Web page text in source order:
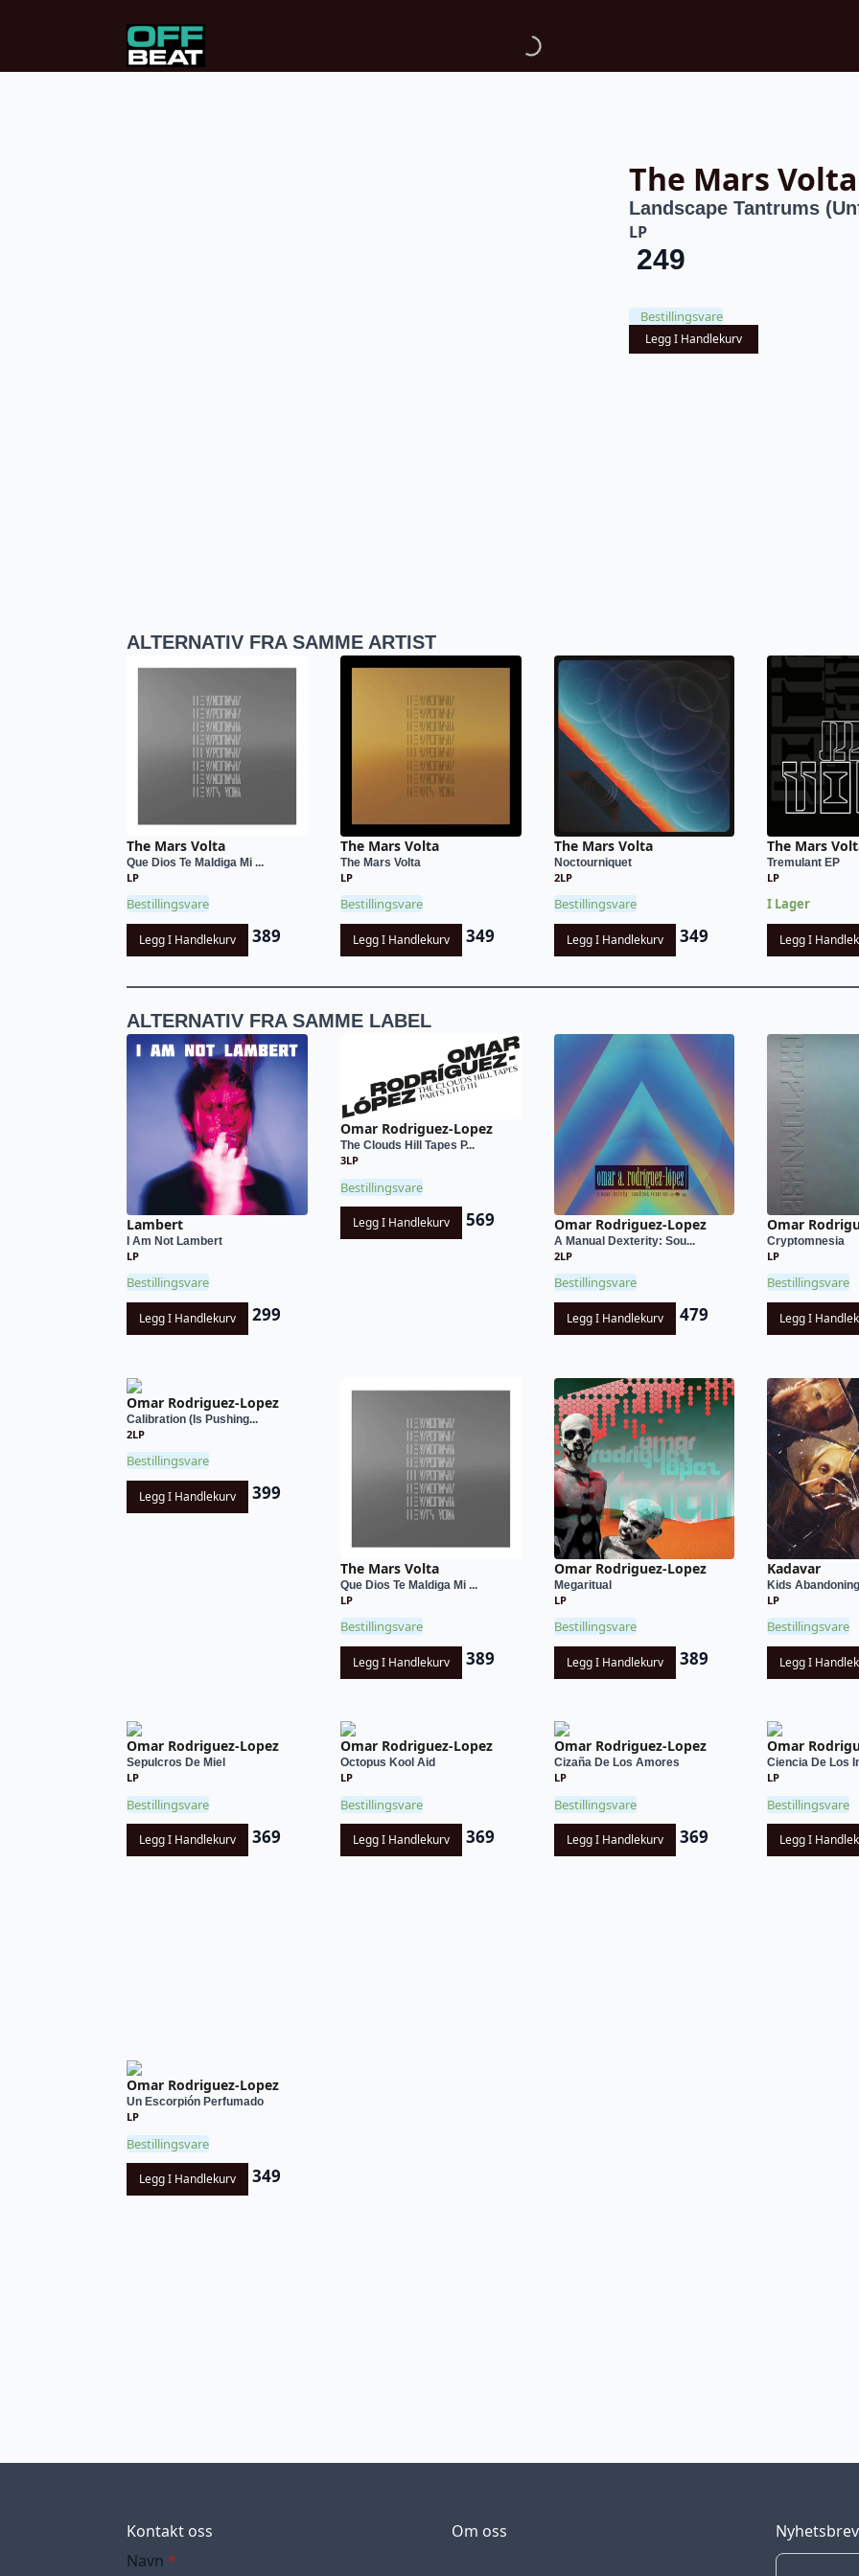
The Mars Volta
Landscape Tantrums
LP
249
Bestillingsvare
Legg I Handlekurv
ALTERNATIV FRA SAMME ARTIST
The Mars Volta
Que Dios Te Maldiga Mi ...
LP
Bestillingsvare
Legg I Handlekurv 389
The Mars Volta
The Mars Volta
LP
Bestillingsvare
Legg I Handlekurv 349
The Mars Volta
Noctourniquet
2LP
Bestillingsvare
Legg I Handlekurv 349
The Mars
Tremulant EP
LP
I Lager
Legg I
ALTERNATIV FRA SAMME LABEL
Lambert
I Am Not Lambert
LP
Bestillingsvare
Legg I Handlekurv 299
Omar Rodriguez-Lopez
The Clouds Hill Tapes P...
3LP
Bestillingsvare
Legg I Handlekurv 569 Omar Rodriguez-Lopez
A Manual Dexterity: Sou...
2LP
Bestillingsvare
Legg I Handlekurv 479
Omar
Cryptomnesia
LP
Bestillingsvare
Legg I
Omar Rodriguez-Lopez
Calibration (Is Pushing...
2LP
Bestillingsvare
Legg I Handlekurv 399
The Mars Volta
Que Dios Te Maldiga Mi ...
LP
Bestillingsvare
Legg I Handlekurv 389
Omar Rodriguez-Lopez
Megaritual
LP
Bestillingsvare
Legg I Handlekurv 389
Kadavar
Kids
LP
Bestillingsvare
Legg I
Omar Rodriguez-Lopez
Sepulcros De Miel
LP
Bestillingsvare
Legg I Handlekurv 369
Omar Rodriguez-Lopez
Octopus Kool Aid
LP
Bestillingsvare
Legg I Handlekurv 369
Omar Rodriguez-Lopez
Cizaña De Los Amores
LP
Bestillingsvare
Legg I Handlekurv 369
Omar
Ciencia De Los
LP
Bestillingsvare
Legg I
Omar Rodriguez-Lopez
Un Escorpión Perfumado
LP
Bestillingsvare
Legg I Handlekurv 349
Kontakt oss
Navn *
Om oss Nyhetsbrev